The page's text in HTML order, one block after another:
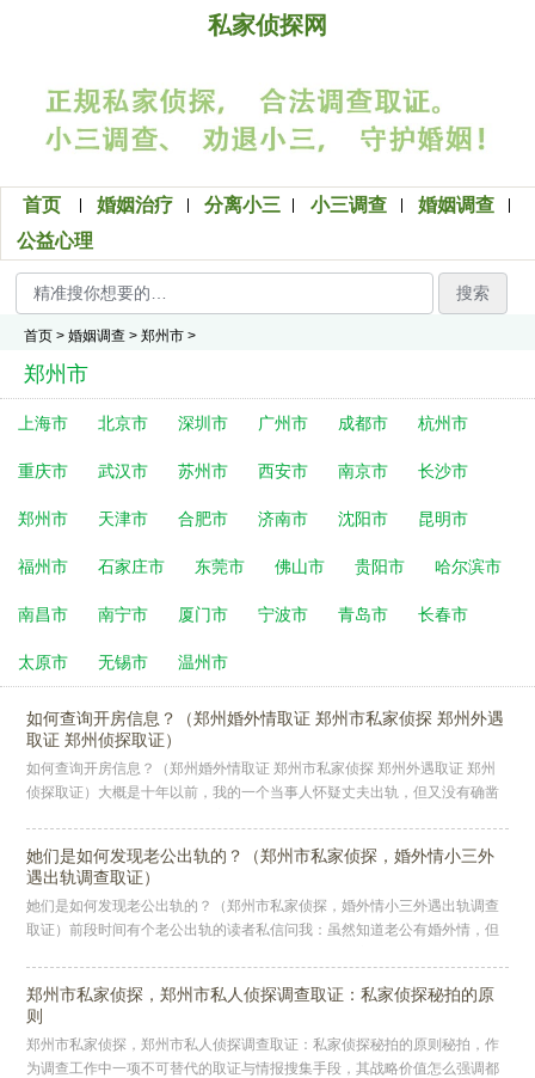
私家侦探网
首页 婚姻治疗 分离小三 小三调查
婚姻调查
公益心理
搜索
首页 > 婚姻调查 > 郑州市 >
郑州市
上海市 北京市 深圳市 广州市 成都市 杭州市
重庆市 武汉市 苏州市 西安市 南京市 长沙市
郑州市 天津市 合肥市 济南市 沈阳市 昆明市
福州市 石家庄市 东莞市 佛山市 贵阳市 哈尔滨市
南昌市 南宁市 厦门市 宁波市 青岛市 长春市
太原市 无锡市 温州市
如何查询开房信息？（郑州婚外情取证 郑州市私家侦探 郑州外遇
取证 郑州侦探取证）
如何查询开房信息？（郑州婚外情取证 郑州市私家侦探 郑州外遇取证 郑州
侦探取证）大概是十年以前，我的一个当事人怀疑丈夫出轨，但又没有确凿
她们是如何发现老公出轨的？（郑州市私家侦探，婚外情小三外
遇出轨调查取证）
她们是如何发现老公出轨的？（郑州市私家侦探，婚外情小三外遇出轨调查
取证）前段时间有个老公出轨的读者私信问我：虽然知道老公有婚外情，但
郑州市私家侦探，郑州市私人侦探调查取证：私家侦探秘拍的原
则
郑州市私家侦探，郑州市私人侦探调查取证：私家侦探秘拍的原则秘拍，作
为调查工作中一项不可替代的取证与情报搜集手段，其战略价值怎么强调都